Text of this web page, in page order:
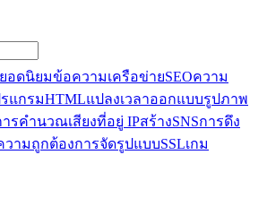
ยอดนิยมข้อความเครือข่ายSEOความ
แกรมHTMLแปลงเวลาออกแบบรูปภาพ
ารคำนวณเสียงที่อยู่ IPสร้างSNSการดึง
วามถูกต้องการจัดรูปแบบSSLเกม